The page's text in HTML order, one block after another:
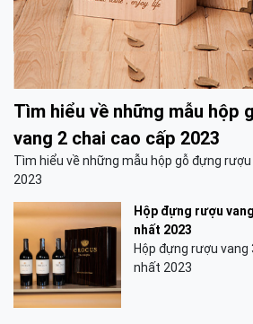
Tìm hiểu về những mẫu hộp
vang 2 chai cao cấp 2023
Tìm hiểu về những mẫu hộp gỗ đựng
2023
Hộp đựng rượu
nhất 2023
Hộp đựng rượu vang
nhất 2023